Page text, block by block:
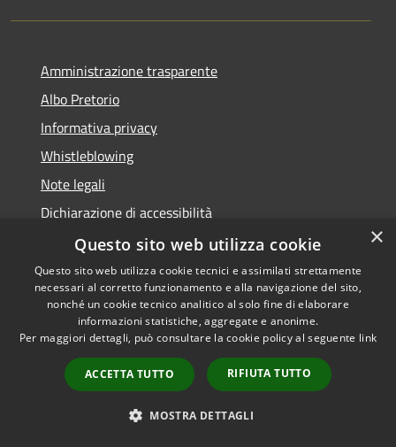
Amministrazione trasparente
Albo Pretorio
Informativa privacy
Whistleblowing
Note legali
Dichiarazione di accessibilità
Feedback accessibilità
RSS
Accessibilità
Copyright © 2026 • Comune di
Municipium•
Accesso
redazione
×
Questo sito web utilizza cookie
Questo sito web utilizza cookie tecnici e assimilati strettamente
necessari al corretto funzionamento e alla navigazione del sito,
nonché un cookie tecnico analitico al solo fine di elaborare
informazioni statistiche, aggregate e anonime.
Per maggiori dettagli, può consultare la cookie policy al seguente link
ACCETTA TUTTO RIFIUTA TUTTO
MOSTRA DETTAGLI